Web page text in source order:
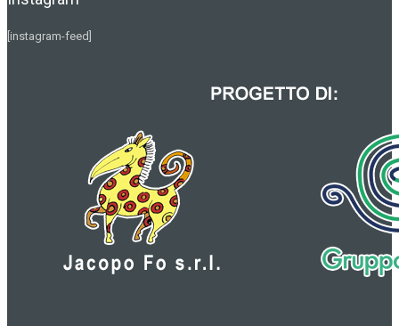
[instagram-feed]